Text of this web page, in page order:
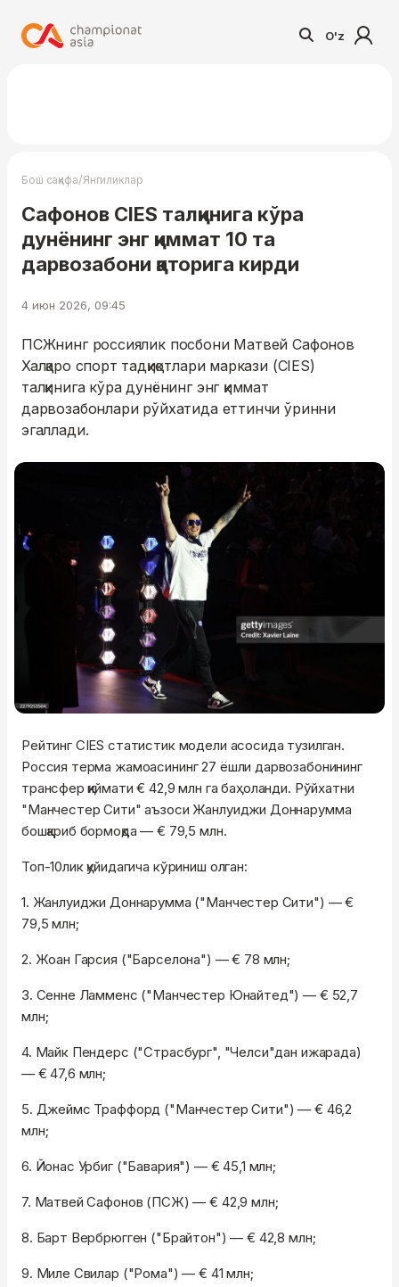
O'z
Бош саҳифа/Янгиликлар
Сафонов CIES талқинига кўра
дунёнинг энг қиммат 10 та
дарвозабони қаторига кирди
4 июн 2026, 09:45
ПСЖнинг россиялик посбони Матвей Сафонов
Халқаро спорт тадқиқотлари маркази (CIES)
талқинига кўра дунёнинг энг қиммат
дарвозабонлари рўйхатида еттинчи ўринни
эгаллади.
Рейтинг CIES статистик модели асосида тузилган.
Россия терма жамоасининг 27 ёшли дарвозабонининг
трансфер қиймати € 42,9 млн га баҳоланди. Рўйхатни
"Манчестер Сити" аъзоси Жанлуиджи Доннарумма
бошқариб бормоқда — € 79,5 млн.
Топ-10лик қуйидагича кўриниш олган:
1. Жанлуиджи Доннарумма ("Манчестер Сити") — €
79,5 млн;
2. Жоан Гарсия ("Барселона") — € 78 млн;
3. Сенне Ламменс ("Манчестер Юнайтед") — € 52,7
млн;
4. Майк Пендерс ("Страсбург", "Челси"дан ижарада)
— € 47,6 млн;
5. Джеймс Траффорд ("Манчестер Сити") — € 46,2
млн;
6. Йонас Урбиг ("Бавария") — € 45,1 млн;
7. Матвей Сафонов (ПСЖ) — € 42,9 млн;
8. Барт Вербрюгген ("Брайтон") — € 42,8 млн;
9. Миле Свилар ("Рома") — € 41 млн;